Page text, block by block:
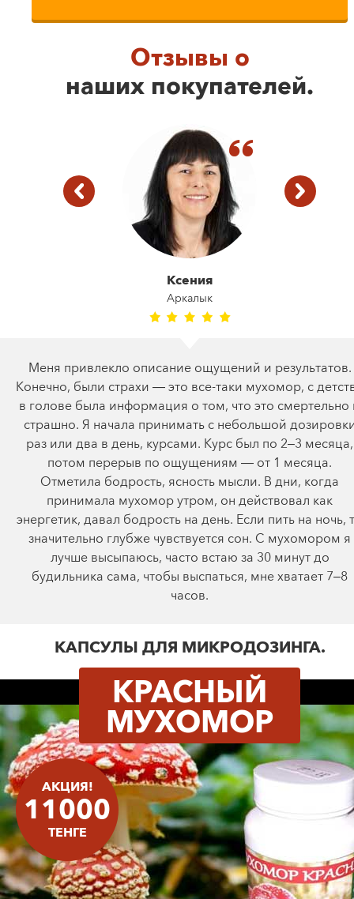
Отзывы о
наших покупателей.
Ксения
Аркалык
Меня привлекло описание ощущений и результатов.
Конечно, были страхи — это все-таки мухомор, с
в голове была информация о том, что это смертельно
страшно. Я начала принимать с небольшой
раз или два в день, курсами. Курс был по 2–3 месяца,
потом перерыв по ощущениям — от 1 месяца.
Отметила бодрость, ясность мысли. В дни, когда
принимала мухомор утром, он действовал как
энергетик, давал бодрость на день. Если пить на ночь,
значительно глубже чувствуется сон. С мухомором я
лучше высыпаюсь, часто встаю за 30 минут до
будильника сама, чтобы выспаться, мне хватает 7–8
часов.
КАПСУЛЫ ДЛЯ МИКРОДОЗИНГА.
КРАСНЫЙ
МУХОМОР
АКЦИЯ!
11000
ТЕНГЕ